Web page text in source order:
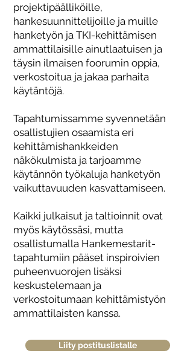
projektipäälliköille,
hankesuunnittelijoille ja muille
hanketyön ja TKI-kehittämisen
ammattilaisille ainutlaatuisen ja
täysin ilmaisen foorumin oppia,
verkostoitua ja jakaa parhaita
käytäntöjä.
Tapahtumissamme syvennetään
osallistujien osaamista eri
kehittämishankkeiden
näkökulmista ja tarjoamme
käytännön työkaluja hanketyön
vaikuttavuuden kasvattamiseen.
Kaikki julkaisut ja taltioinnit ovat
myös käytössäsi, mutta
osallistumalla Hankemestarit-
tapahtumiin pääset inspiroivien
puheenvuorojen lisäksi
keskustelemaan ja
verkostoitumaan kehittämistyön
ammattilaisten kanssa.
Liity postituslistalle